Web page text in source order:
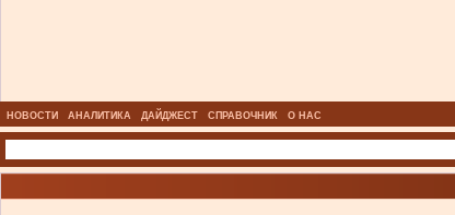
НОВОСТИ АНАЛИТИКА ДАЙДЖЕСТ СПРАВОЧНИК О НАС